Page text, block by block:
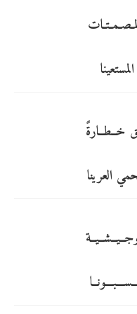
خــطــارةً
العرينا